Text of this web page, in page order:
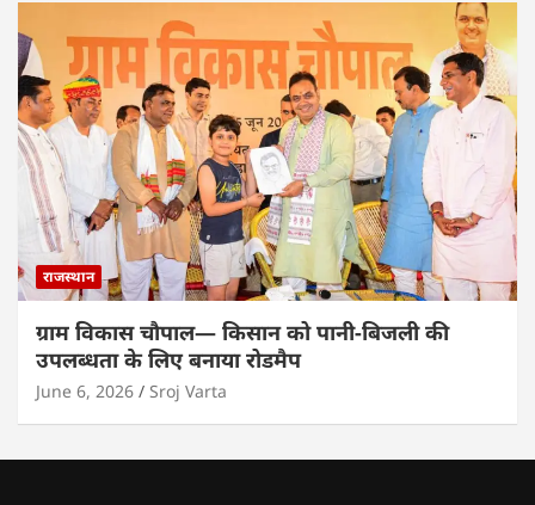
राजस्थान
ग्राम विकास चौपाल— किसान को पानी-बिजली की
उपलब्धता के लिए बनाया रोडमैप
June 6, 2026 Sroj Varta